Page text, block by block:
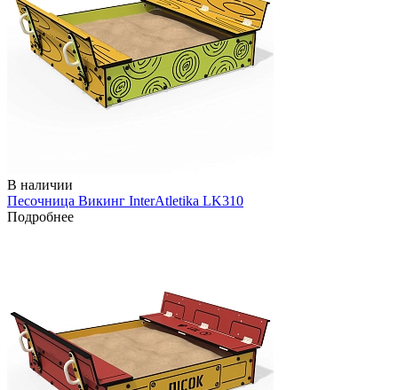
В наличии
Песочница Викинг InterAtletika LK310
Подробнее